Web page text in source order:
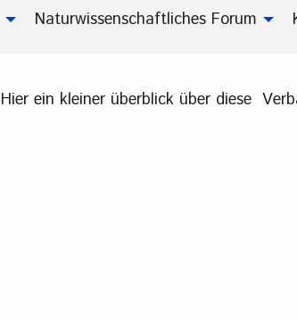
Naturwissenschaftliches Forum
ein kleiner überblick über diese